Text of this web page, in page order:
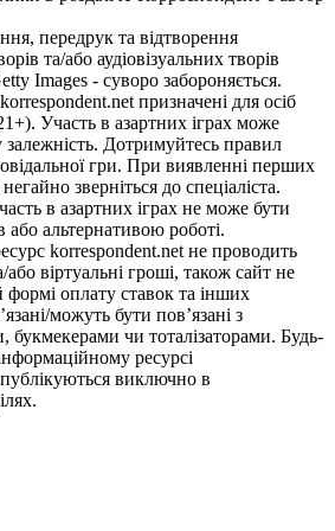
передрук та відтворення
та/або аудіовізуальних творів
Images - суворо забороняється.
призначені для осіб
Участь в азартних іграх може
залежність. Дотримуйтесь правил
гри. При виявленні перших
зверніться до спеціаліста.
в азартних іграх не може бути
або альтернативою роботі.
korrespondent.net не проводить
або віртуальні гроші, також сайт не
формі оплату ставок та інших
можуть бути пов’язані з
букмекерами чи тоталізаторами. Будь-
ресурсі
виключно в